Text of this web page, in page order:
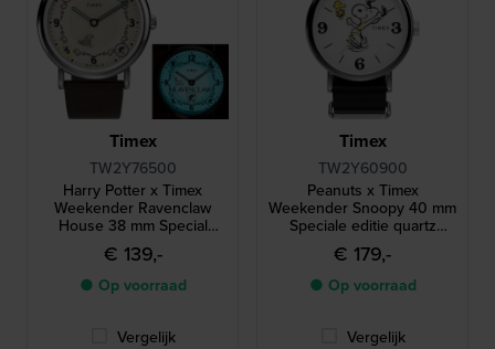
Timex
TW2Y76500
Harry Potter x Timex
Weekender Ravenclaw
House 38 mm Special
edition horloge met 1 van
de 4 huisjes als
achtergrondverlichting
€ 139,-
● Op voorraad
Vergelijk
Timex
TW2Y60900
Peanuts x Timex
Weekender Snoopy 40 mm
Speciale editie quartz
horloge met Snoopy
wijzerplaat
€ 179,-
● Op voorraad
Vergelijk